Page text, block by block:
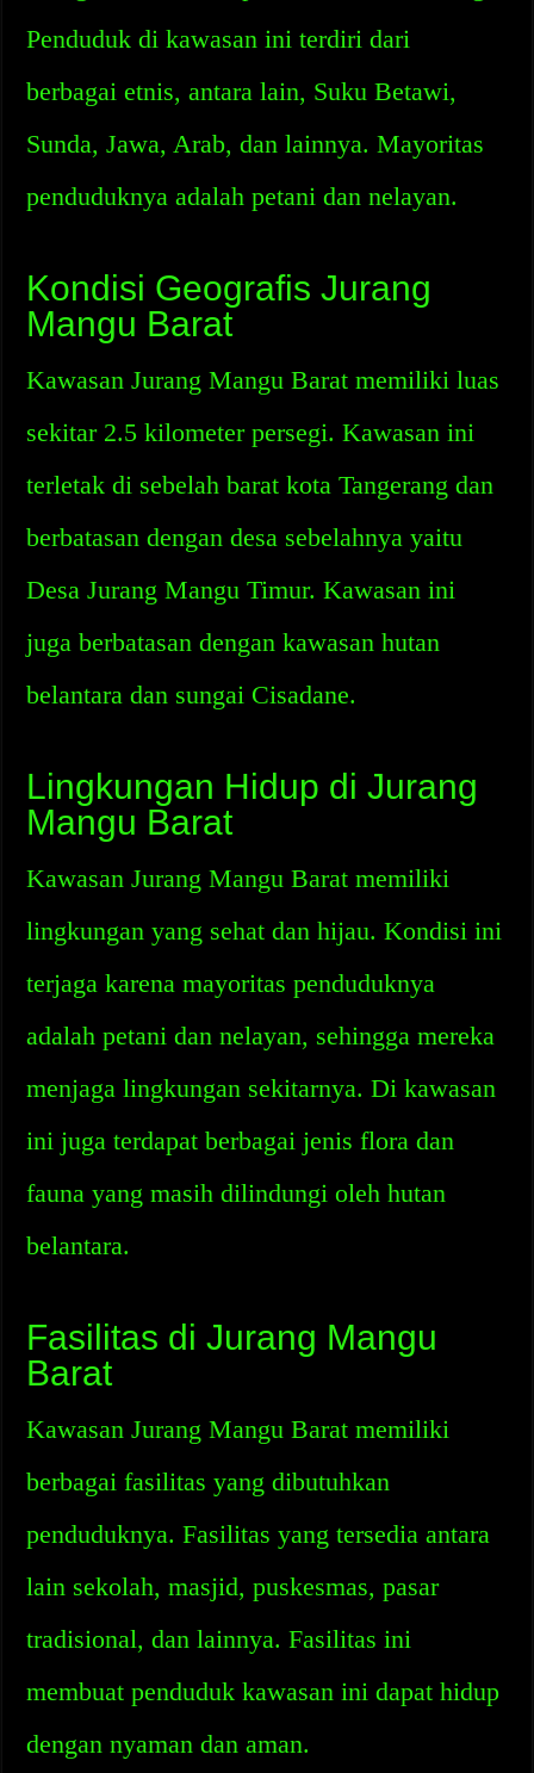
Penduduk di kawasan ini terdiri dari
berbagai etnis, antara lain, Suku Betawi,
Sunda, Jawa, Arab, dan lainnya. Mayoritas
penduduknya adalah petani dan nelayan.
Kondisi Geografis Jurang
Mangu Barat
Kawasan Jurang Mangu Barat memiliki luas
sekitar 2.5 kilometer persegi. Kawasan ini
terletak di sebelah barat kota Tangerang dan
berbatasan dengan desa sebelahnya yaitu
Desa Jurang Mangu Timur. Kawasan ini
juga berbatasan dengan kawasan hutan
belantara dan sungai Cisadane.
Lingkungan Hidup di Jurang
Mangu Barat
Kawasan Jurang Mangu Barat memiliki
lingkungan yang sehat dan hijau. Kondisi ini
terjaga karena mayoritas penduduknya
adalah petani dan nelayan, sehingga mereka
menjaga lingkungan sekitarnya. Di kawasan
ini juga terdapat berbagai jenis flora dan
fauna yang masih dilindungi oleh hutan
belantara.
Fasilitas di Jurang Mangu
Barat
Kawasan Jurang Mangu Barat memiliki
berbagai fasilitas yang dibutuhkan
penduduknya. Fasilitas yang tersedia antara
lain sekolah, masjid, puskesmas, pasar
tradisional, dan lainnya. Fasilitas ini
membuat penduduk kawasan ini dapat hidup
dengan nyaman dan aman.